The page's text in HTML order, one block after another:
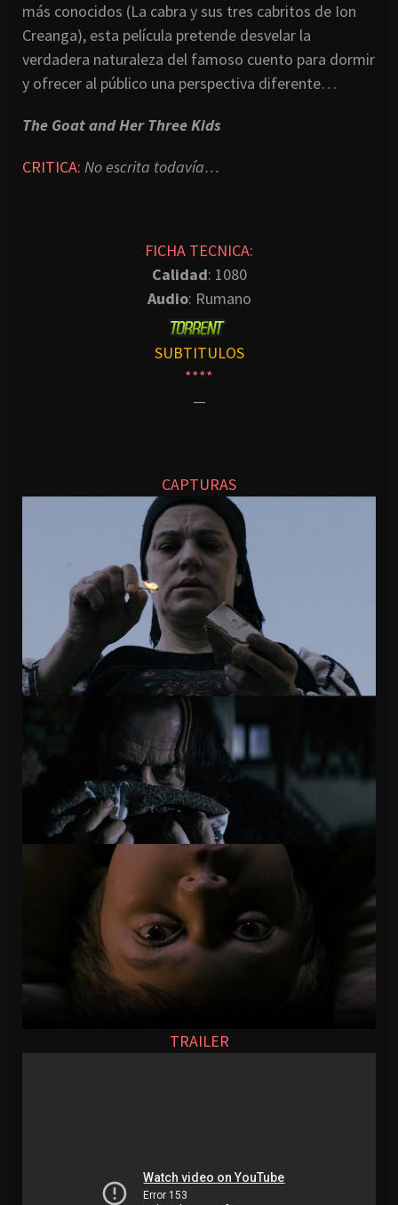
más conocidos (La cabra y sus tres cabritos de Ion
Creanga), esta película pretende desvelar la
verdadera naturaleza del famoso cuento para dormir
y ofrecer al público una perspectiva diferente…
The Goat and Her Three Kids
CRITICA: No escrita todavía…
FICHA TECNICA:
Calidad: 1080
Audio: Rumano
SUBTITULOS
****
—
CAPTURAS
TRAILER